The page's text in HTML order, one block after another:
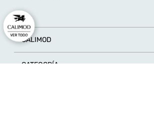
CALIMOD
CATEGORÍA